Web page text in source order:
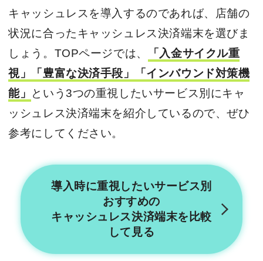
キャッシュレスを導入するのであれば、店舗の
状況に合ったキャッシュレス決済端末を選びま
しょう。TOPページでは、
「入金サイクル重
視」「豊富な決済手段」「インバウンド対策機
能」
という3つの重視したいサービス別にキャ
ッシュレス決済端末を紹介しているので、ぜひ
参考にしてください。
導入時に重視したいサービス別
おすすめの
キャッシュレス決済端末を 比較
して見る